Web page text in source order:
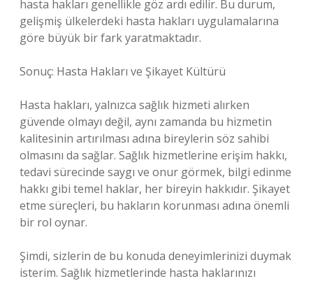
hasta hakları genellikle göz ardı edilir. Bu durum,
gelişmiş ülkelerdeki hasta hakları uygulamalarına
göre büyük bir fark yaratmaktadır.
Sonuç: Hasta Hakları ve Şikayet Kültürü
Hasta hakları, yalnızca sağlık hizmeti alırken
güvende olmayı değil, aynı zamanda bu hizmetin
kalitesinin artırılması adına bireylerin söz sahibi
olmasını da sağlar. Sağlık hizmetlerine erişim hakkı,
tedavi sürecinde saygı ve onur görmek, bilgi edinme
hakkı gibi temel haklar, her bireyin hakkıdır. Şikayet
etme süreçleri, bu hakların korunması adına önemli
bir rol oynar.
Şimdi, sizlerin de bu konuda deneyimlerinizi duymak
isterim. Sağlık hizmetlerinde hasta haklarınızı